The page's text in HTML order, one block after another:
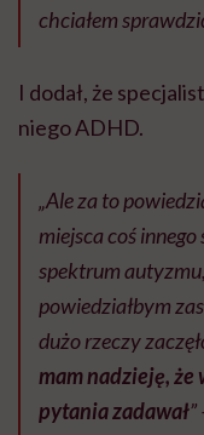
chciałem
I dodał, że
niego ADHD.
„Ale za to
miejsca coś
spektrum
powiedziałbym
dużo rzeczy
mam nadzieję, że
pytania zadawał